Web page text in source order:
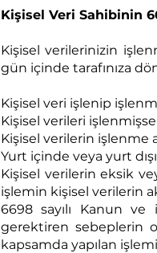
Kişisel Veri Sahibinin
Kişisel verilerinizin
gün içinde tarafınıza
Kişisel veri işlenip
Kişisel verileri
Kişisel verilerin işlenme
Yurt içinde veya yurt
Kişisel verilerin eksik
işlemin kişisel verilerin
6698 sayılı Kanun
gerektiren sebeplerin
kapsamda yapılan